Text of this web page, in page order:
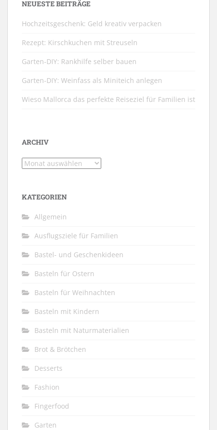
NEUESTE BEITRÄGE
Hochzeitsgeschenk: Geld kreativ verpacken
Rezept: Kirschkuchen mit Streuseln
Garten-DIY: Rankhilfe selber bauen
Garten-DIY: Weinfass als Miniteich anlegen
Wieso Mallorca das perfekte Reiseziel für Familien ist
ARCHIV
Archiv
KATEGORIEN
Allgemein
Ausflugsziele für Familien
Bastel- und Geschenkideen
Basteln für Ostern
Basteln für Weihnachten
Basteln mit Kindern
Basteln mit Naturmaterialien
Brot & Brötchen
Desserts
Fashion
Fingerfood
Garten